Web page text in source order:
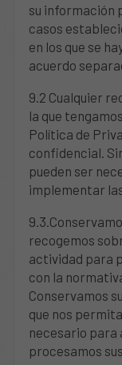
su información
casos
en los que se
acuerdo
9.2 Cualquier
la que
Política de
confidencial.
pueden ser
implementar
recogemos
actividad para
con la
Conservamos
que nos
necesario para
procesamos